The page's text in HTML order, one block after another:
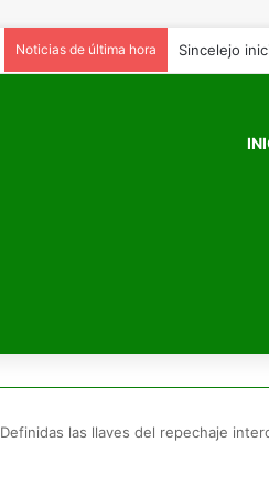
Noticias de última hora
Definidas las llaves del repechaje